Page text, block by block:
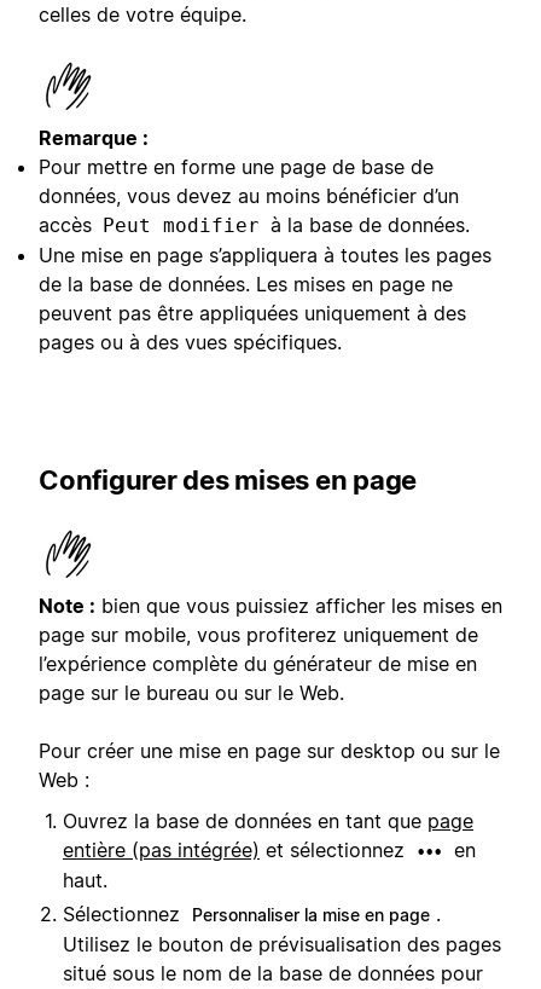
celles de votre équipe.
Remarque :
Pour mettre en forme une page de base de
données, vous devez au moins bénéficier d’un
accès Peut modifier à la base de données.
Une mise en page s’appliquera à toutes les pages
de la base de données. Les mises en page ne
peuvent pas être appliquées uniquement à des
pages ou à des vues spécifiques.
Configurer des mises en page
Note : bien que vous puissiez afficher les mises en
page sur mobile, vous profiterez uniquement de
l’expérience complète du générateur de mise en
page sur le bureau ou sur le Web.
Pour créer une mise en page sur desktop ou sur le
Web :
Ouvrez la base de données en tant que page
entière (pas intégrée) et sélectionnez •••
en
haut.
Sélectionnez
Personnaliser la mise en page .
Utilisez le bouton de prévisualisation des pages
situé sous le nom de la base de données pour